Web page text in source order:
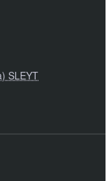
SLEYT